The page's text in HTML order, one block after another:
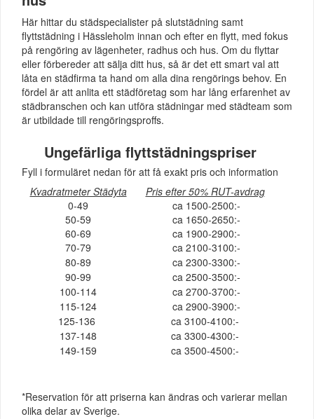
Här hittar du städspecialister på slutstädning samt
flyttstädning i Hässleholm innan och efter en flytt, med fokus
på rengöring av lägenheter, radhus och hus. Om du flyttar
eller förbereder att sälja ditt hus, så är det ett smart val att
låta en städfirma ta hand om alla dina rengörings behov. En
fördel är att anlita ett städföretag som har lång erfarenhet av
städbranschen och kan utföra städningar med städteam som
är utbildade till rengöringsproffs.
Ungefärliga flyttstädningspriser
Fyll i formuläret nedan för att få exakt pris och information
Kvadratmeter Städyta
Pris efter 50% RUT-avdrag
0-49
ca 1500-2500:-
50-59
ca 1650-2650:-
60-69
ca 1900-2900:-
70-79
ca 2100-3100:-
80-89
ca 2300-3300:-
90-99
ca 2500-3500:-
100-114
ca 2700-3700:-
115-124
ca 2900-3900:-
125-136
ca 3100-4100:-
137-148
ca 3300-4300:-
149-159
ca 3500-4500:-
*Reservation för att priserna kan ändras och varierar mellan
olika delar av Sverige.